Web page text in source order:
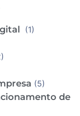
(1)
(5)
de